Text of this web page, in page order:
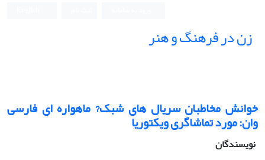
زن در فرهنگ و هنر
خوانش مخاطبان سریال های شبک? ماهواره ای فارسی
وان: مورد تماشاگری ویکتوریا
نویسندگان